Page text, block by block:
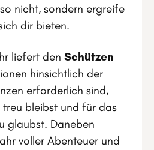
nicht, sondern ergreife
dir bieten.
liefert den Schützen
hinsichtlich der
erforderlich sind,
bleibst und für das
glaubst. Daneben
voller Abenteuer und